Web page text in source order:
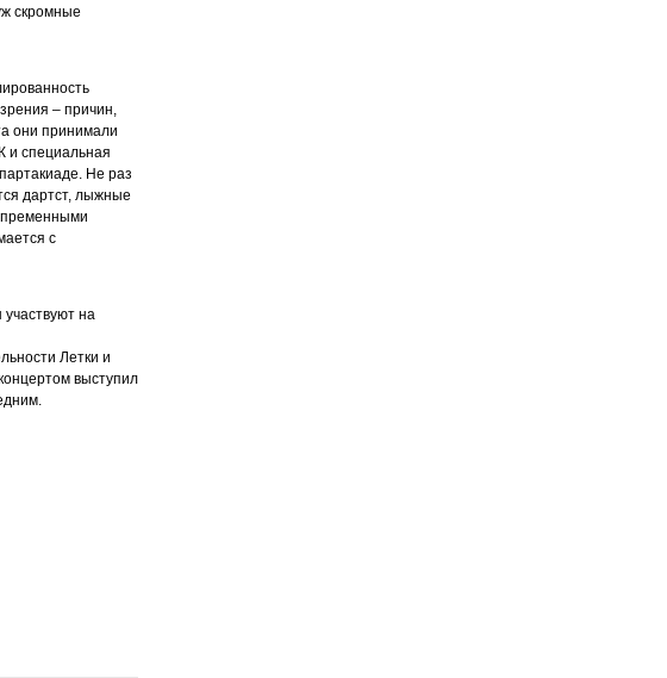
скромные
– причин,
они принимали
и специальная
Не раз
дартст, лыжные
с
на
Летки и
выступил